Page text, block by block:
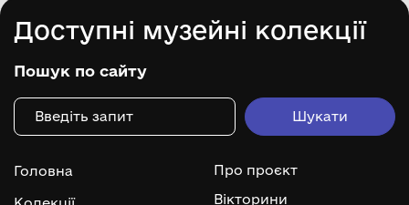
Доступні музейні колекції
Пошук по сайту
Головна
Про проєкт
Вікторини